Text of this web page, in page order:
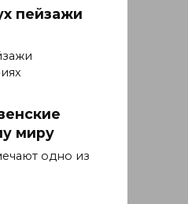
пейзажи
миру
одно из